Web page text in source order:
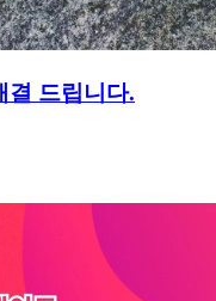
결 드립니다.